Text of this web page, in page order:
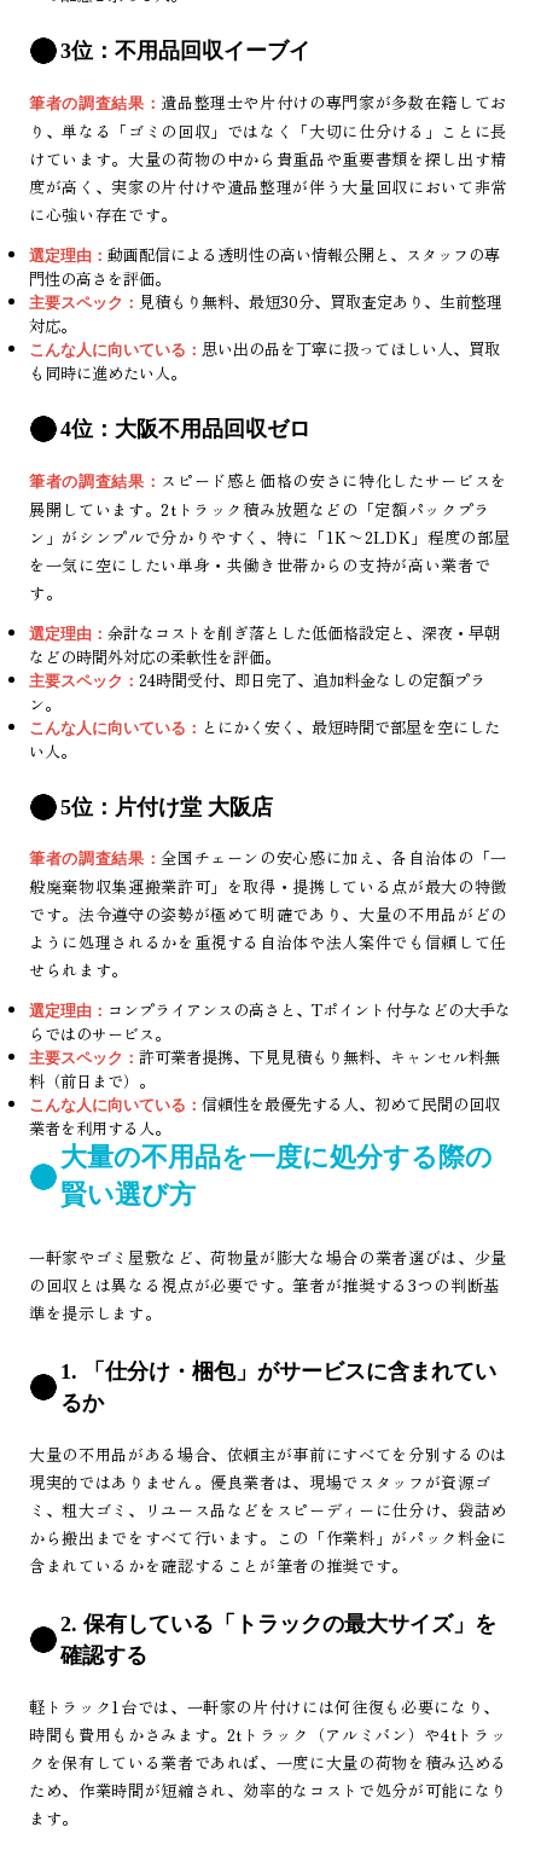
3位：不用品回収イーブイ
筆者の調査結果： 遺品整理士や片付けの専門家が多数在籍してお
り、単なる「ゴミの回収」ではなく「大切に仕分ける」ことに長
けています。大量の荷物の中から貴重品や重要書類を探し出す精
度が高く、実家の片付けや遺品整理が伴う大量回収において非常
に心強い存在です。
選定理由： 動画配信による透明性の高い情報公開と、スタッフの専
門性の高さを評価。
主要スペック： 見積もり無料、最短30分、買取査定あり、生前整理
対応。
こんな人に向いている： 思い出の品を丁寧に扱ってほしい人、買取
も同時に進めたい人。
4位：大阪不用品回収ゼロ
筆者の調査結果： スピード感と価格の安さに特化したサービスを
展開しています。2tトラック積み放題などの「定額パックプラ
ン」がシンプルで分かりやすく、特に「1K〜2LDK」程度の部屋
を一気に空にしたい単身・共働き世帯からの支持が高い業者で
す。
選定理由： 余計なコストを削ぎ落とした低価格設定と、深夜・早朝
などの時間外対応の柔軟性を評価。
主要スペック： 24時間受付、即日完了、追加料金なしの定額プラ
ン。
こんな人に向いている： とにかく安く、最短時間で部屋を空にした
い人。
5位：片付け堂 大阪店
筆者の調査結果：全国チェーンの安心感に加え、各自治体の「一
般廃棄物収集運搬業許可」を取得・提携している点が最大の特徴
です。法令遵守の姿勢が極めて明確であり、大量の不用品がどの
ように処理されるかを重視する自治体や法人案件でも信頼して任
せられます。
選定理由： コンプライアンスの高さと、Tポイント付与などの大手な
らではのサービス。
主要スペック： 許可業者提携、下見見積もり無料、キャンセル料無
料（前日まで）。
こんな人に向いている： 信頼性を最優先する人、初めて民間の回収
業者を利用する人。
大量の不用品を一度に処分する際の
賢い選び方
一軒家やゴミ屋敷など、荷物量が膨大な場合の業者選びは、少量
の回収とは異なる視点が必要です。筆者が推奨する3つの判断基
準を提示します。
1. 「仕分け・梱包」がサービスに含まれてい
るか
大量の不用品がある場合、依頼主が事前にすべてを分別するのは
現実的ではありません。優良業者は、現場でスタッフが資源ゴ
ミ、粗大ゴミ、リユース品などをスピーディーに仕分け、袋詰め
から搬出までをすべて行います。この「作業料」がパック料金に
含まれているかを確認することが筆者の推奨です。
2. 保有している「トラックの最大サイズ」を
確認する
軽トラック1台では、一軒家の片付けには何往復も必要になり、
時間も費用もかさみます。2tトラック（アルミバン）や4tトラッ
クを保有している業者であれば、一度に大量の荷物を積み込める
ため、作業時間が短縮され、効率的なコストで処分が可能になり
ます。